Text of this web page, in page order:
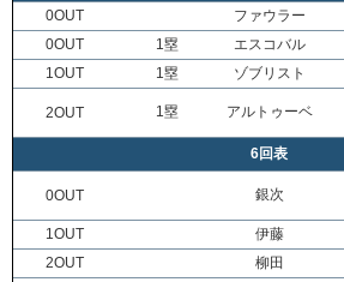
0OUT
ファウラー
0OUT
1塁 エスコバル
1OUT
1塁 ゾブリスト
2OUT 1塁 アルトゥーベ
6回表
0OUT 銀次
1OUT
伊藤
2OUT
柳田